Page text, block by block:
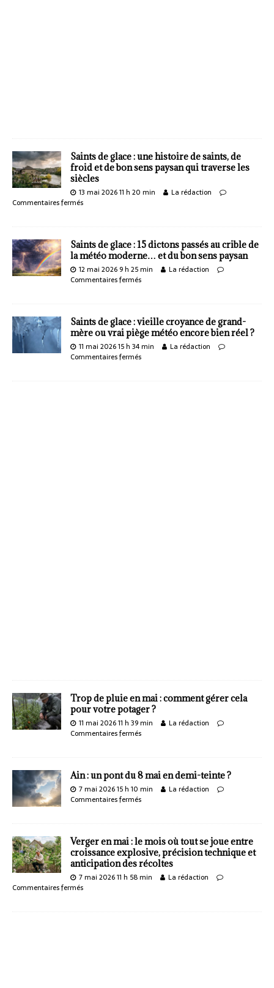
Saints de glace : une histoire de saints, de
froid et de bon sens paysan qui traverse les
siècles
13 mai 2026 11 h 20 min
La rédaction
Commentaires fermés
Saints de glace : 15 dictons passés au crible de
la météo moderne… et du bon sens paysan
12 mai 2026 9 h 25 min
La rédaction
Commentaires fermés
Saints de glace : vieille croyance de grand-
mère ou vrai piège météo encore bien réel ?
11 mai 2026 15 h 34 min
La rédaction
Commentaires fermés
Trop de pluie en mai : comment gérer cela
pour votre potager ?
11 mai 2026 11 h 39 min
La rédaction
Commentaires fermés
Ain : un pont du 8 mai en demi-teinte ?
7 mai 2026 15 h 10 min
La rédaction
Commentaires fermés
Verger en mai : le mois où tout se joue entre
croissance explosive, précision technique et
anticipation des récoltes
7 mai 2026 11 h 58 min
La rédaction
Commentaires fermés